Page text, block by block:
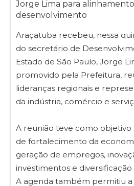
Araçatuba recebeu, nessa
do secretário de
Estado de São Paulo, Jorge
promovido pela Prefeitura,
lideranças regionais e
da indústria, comércio e
A reunião teve como objetivo
de fortalecimento da
geração de empregos,
investimentos e
A agenda também permitiu